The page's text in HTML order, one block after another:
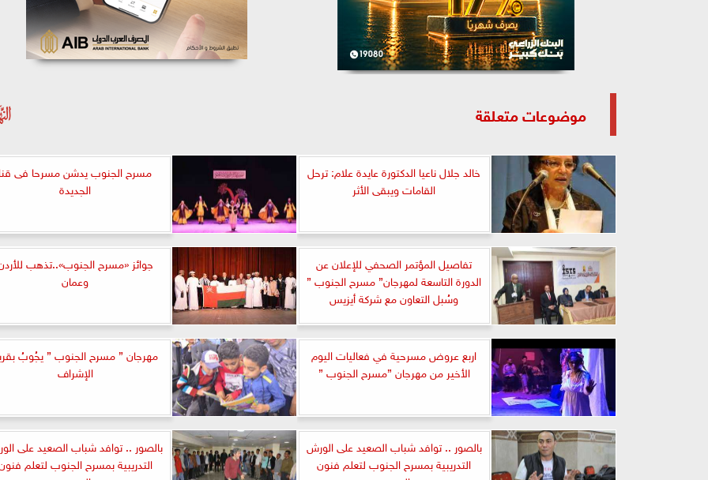
موضوعات متعلقة
خالد جلال ناعيا الدكتورة عايدة علام: ترحل
القامات ويبقى الأثر
مسرح الجنوب يدشن مسرحا فى
الجديدة
تفاصيل المؤتمر الصحفي للإعلان عن
الدورة التاسعة لمهرجان” مسرح الجنوب ”
وسُبل التعاون مع شركة أيزيس
جوائز «مسرح الجنوب»..تذهب
وعمان
اربع عروض مسرحية في فعاليات اليوم
الأخير من مهرجان ”مسرح الجنوب ”
مهرجان ” مسرح الجنوب ” يجُوبُ
الإشراف
بالصور .. توافد شباب الصعيد على الورش
التدريبية بمسرح الجنوب لتعلم فنون
بالصور .. توافد شباب الصعيد على
التدريبية بمسرح الجنوب لتعلم